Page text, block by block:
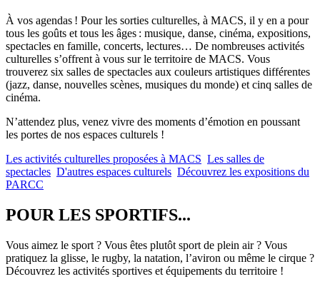
À vos agendas ! Pour les sorties culturelles, à MACS, il y en a pour
tous les goûts et tous les âges : musique, danse, cinéma, expositions,
spectacles en famille, concerts, lectures… De nombreuses activités
culturelles s’offrent à vous sur le territoire de MACS. Vous
trouverez six salles de spectacles aux couleurs artistiques différentes
(jazz, danse, nouvelles scènes, musiques du monde) et cinq salles de
cinéma.
N’attendez plus, venez vivre des moments d’émotion en poussant
les portes de nos espaces culturels !
Les activités culturelles proposées à MACS Les salles de
spectacles D'autres espaces culturels Découvrez les expositions du
PARCC
POUR LES SPORTIFS...
Vous aimez le sport ? Vous êtes plutôt sport de plein air ? Vous
pratiquez la glisse, le rugby, la natation, l’aviron ou même le cirque ?
Découvrez les activités sportives et équipements du territoire !